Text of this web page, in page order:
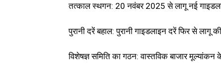
तत्काल स्थगन: 20 नवंबर 2025 से लागू नई
पुरानी दरें बहाल: पुरानी गाइडलाइन दरें फिर से लागू
विशेषज्ञ समिति का गठन: वास्तविक बाजार मूल्यांकन